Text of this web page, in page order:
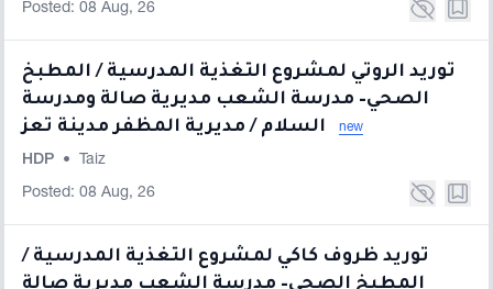
Posted: 08 Aug, 26
توريد الروتي لمشروع التغذية المدرسية / المطبخ
الصحي– مدرسة الشعب مديرية صالة ومدرسة
new
HDP • Taiz
Posted: 08 Aug, 26
توريد ظروف كاكي لمشروع التغذية المدرسية /
المطبخ الصحي– مدرسة الشعب مديرية صالة